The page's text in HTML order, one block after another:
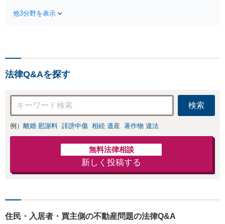
話を伺い、お気持
んでいる段階でも
ご相談ください。
他3分野を表示
法律Q&Aを探す
検索
例） 離婚 慰謝料 誹謗中傷 相続 遺産 著作物 違法
無料法律相談
新しく投稿する
住民・入居者・買主側の不動産問題の法律Q&A